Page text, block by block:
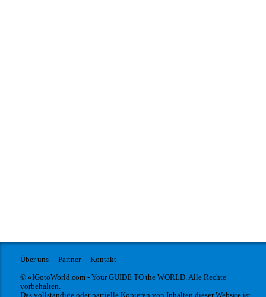
Über uns Partner
Kontakt
© «IGotoWorld.com - Your GUIDE TO the WORLD. Alle Rechte
vorbehalten.
Das vollständige oder partielle Kopieren von Inhalten dieser Website ist